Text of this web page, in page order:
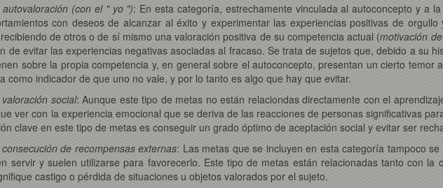
(con el " yo "): En esta categoría, estrechamente vinculada al autoconcepto y a
con deseos de alcanzar al éxito y experimentar las experiencias positivas de
de otros o de sí mismo una valoración positiva de su competencia actual (motivación
de evitar las experiencias negativas asociadas al fracaso. Se trata de sujetos que, debido a su
sobre la propia competencia y, en general sobre el autoconcepto, presentan un cierto temor
como indicador de que uno no vale, y por lo tanto es algo que hay que evitar.
social: Aunque este tipo de metas no están relaciondas directamente con el
ver con la experiencia emocional que se deriva de las reacciones de personas significativas
clave en este tipo de metas es conseguir un grado óptimo de aceptación social y evitar ser
de recompensas externas: Las metas que se incluyen en esta categoría tampoco
servir y suelen utilizarse para favorecerlo. Este tipo de metas están relacionadas tanto con la
castigo o pérdida de situaciones u objetos valorados por el sujeto.